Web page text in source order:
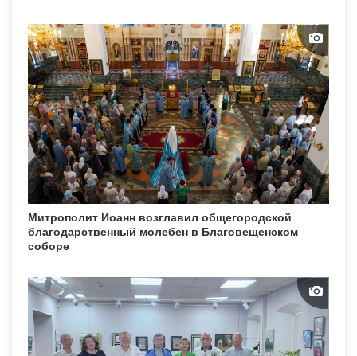
Митрополит Иоанн возглавил общегородской
благодарственный молебен в Благовещенском
соборе